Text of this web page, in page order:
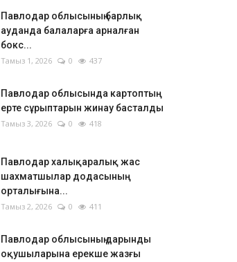
Павлодар облысының барлық
ауданда балаларға арналған
бокс...
Тамыз 1, 2026 0 437
Павлодар облысында картоптың
ерте сұрыптарын жинау басталды
Тамыз 3, 2026 0 418
Павлодар халықаралық жас
шахматшылар додасының
орталығына...
Тамыз 2, 2026 0 411
Павлодар облысының дарынды
оқушыларына ерекше жазғы